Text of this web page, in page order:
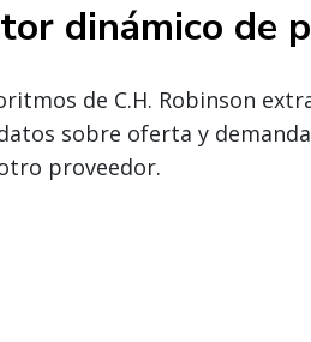
dinámico de
de C.H. Robinson
sobre oferta y
proveedor.